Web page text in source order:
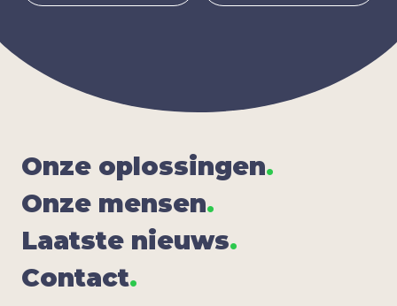
Onze oplos­sin­gen.
Onze men­sen.
Laat­ste nieuws.
Con­tact.